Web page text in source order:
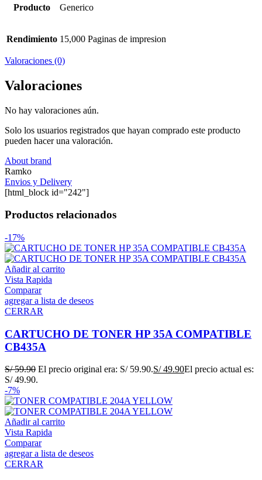
Producto Generico
Rendimiento 15,000 Paginas de impresion
Valoraciones (0)
Valoraciones
No hay valoraciones aún.
Solo los usuarios registrados que hayan comprado este producto
pueden hacer una valoración.
About brand
Ramko
Envios y Delivery
[html_block id="242"]
Productos relacionados
-17%
Añadir al carrito
Vista Rapida
Comparar
agregar a lista de deseos
CERRAR
CARTUCHO DE TONER HP 35A COMPATIBLE
CB435A
S/59.90 El precio original era: S/ 59.90.S/49.90El precio actual es:
S/ 49.90.
-7%
Añadir al carrito
Vista Rapida
Comparar
agregar a lista de deseos
CERRAR